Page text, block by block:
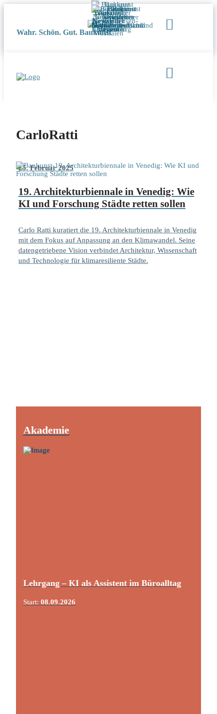
Wahr. Schön. Gut. Baukunst
CarloRatti
25. Februar 2025
19. Architekturbiennale in Venedig: Wie
KI und Forschung Städte retten sollen
Carlo Ratti kuratiert die 19. Architekturbiennale in Venedig
mit dem Fokus auf Anpassung an den Klimawandel. Seine
datengetriebene Vision verbindet Architektur, Wissenschaft
und Technologie für klimaresiliente Städte.
Akademie
Lehrgang – KI als Assistent im Büroalltag
Start: 08.09.2026